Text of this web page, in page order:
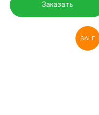
Заказать
SALE